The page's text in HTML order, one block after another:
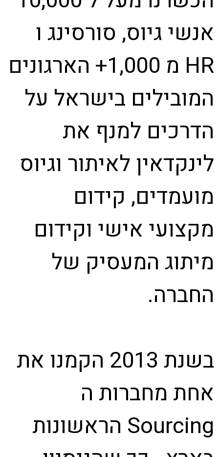
אנשי גיוס, סורסינג ו
HR מ 1,000+ הארגונים
המובילים בישראל על
הדרכים למנף את
לינקדאין לאיתור וגיוס
מועמדים, קידום
מקצועי אישי וקידום
מיתוג המעסיק של
החברה.
בשנת 2013 הקמנו את
אחת מחברות ה
Sourcing הראשונות